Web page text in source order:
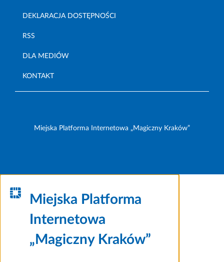
DEKLARACJA DOSTĘPNOŚCI
RSS
DLA MEDIÓW
KONTAKT
Miejska Platforma Internetowa „Magiczny Kraków”
Miejska Platforma
Internetowa
„Magiczny Kraków”